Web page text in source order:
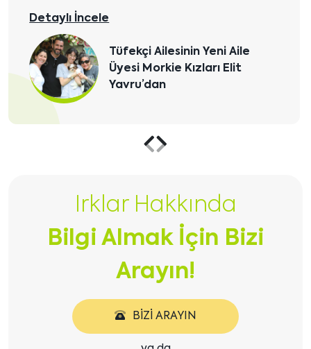
Dila Hanım ve ailesi Morkie
yavruları Thor'a kavuştu.
Önceki
göster
göster
Irklar Hakkında
Bilgi Almak İçin Bizi
Arayın!
BIZI ARAYIN